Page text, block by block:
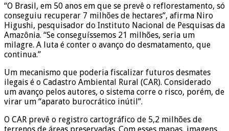
“O Brasil, em 50 anos em que se prevê o reflorestamento, só
conseguiu recuperar 7 milhões de hectares”, afirma Niro
Higushi, pesquisador do Instituto Nacional de Pesquisas da
Amazônia. “Se conseguíssemos 21 milhões, seria um
milagre. A luta é conter o avanço do desmatamento, que
continua.”
Um mecanismo que poderia fiscalizar futuros desmates
ilegais é o Cadastro Ambiental Rural (CAR). Considerado
um avanço pelos autores, o sistema corre o risco, porém, de
virar um “aparato burocrático inútil”.
O CAR prevê o registro cartográfico de 5,2 milhões de
terrenos de áreas preservadas. Com esses mapas, imagens